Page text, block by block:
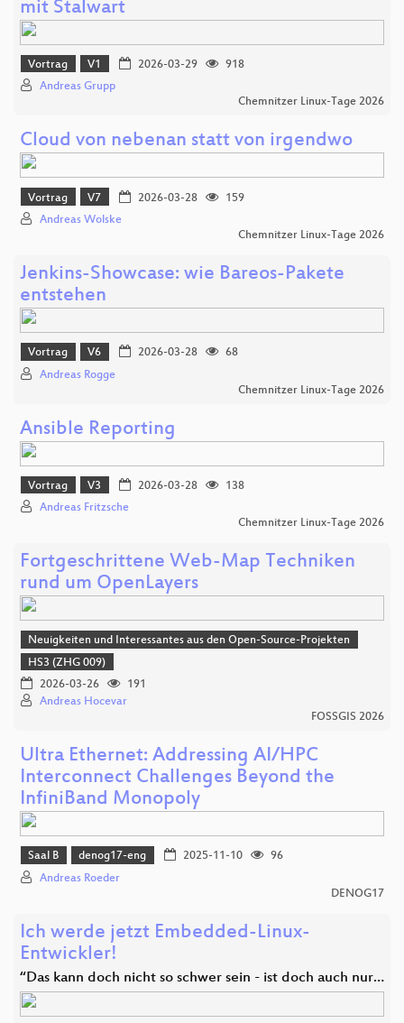
mit Stalwart
Vortrag V1 2026-03-29
918
Andreas Grupp
Chemnitzer Linux-Tage 2026
Cloud von nebenan statt von irgendwo
Vortrag V7 2026-03-28
159
Andreas Wolske
Chemnitzer Linux-Tage 2026
Jenkins-Showcase: wie Bareos-Pakete
entstehen
Vortrag V6 2026-03-28
68
Andreas Rogge
Chemnitzer Linux-Tage 2026
Ansible Reporting
Vortrag V3 2026-03-28
138
Andreas Fritzsche
Chemnitzer Linux-Tage 2026
Fortgeschrittene Web-Map Techniken
rund um OpenLayers
Neuigkeiten und Interessantes aus den Open-Source-Projekten
HS3 (ZHG 009)
2026-03-26
191
Andreas Hocevar
FOSSGIS 2026
Ultra Ethernet: Addressing AI/HPC
Interconnect Challenges Beyond the
InfiniBand Monopoly
Saal B denog17-eng 2025-11-10
96
Andreas Roeder
DENOG17
Ich werde jetzt Embedded-Linux-
Entwickler!
“Das kann doch nicht so schwer sein - ist doch auch nur…